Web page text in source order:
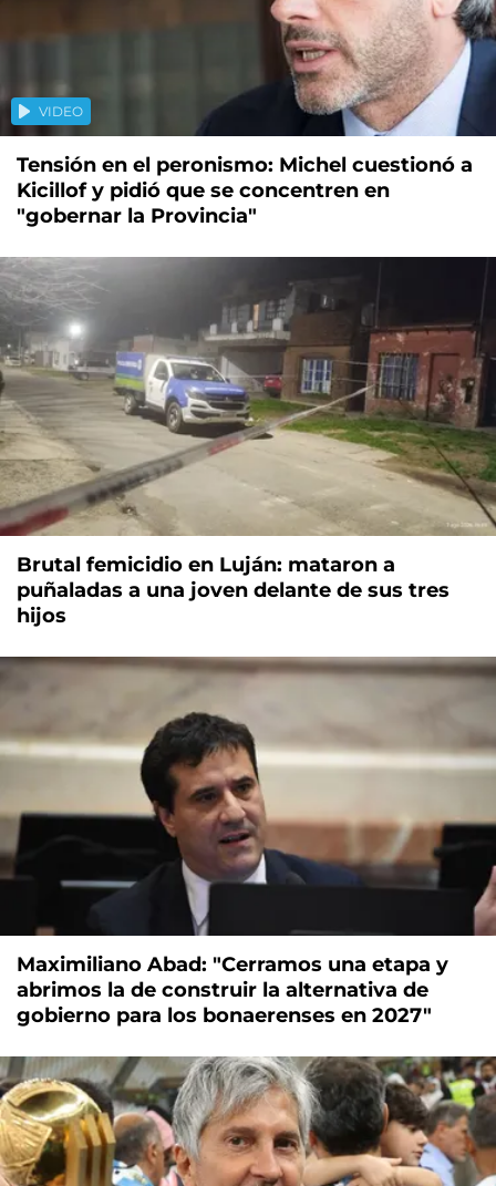
VIDEO
Tensión en el peronismo: Michel cuestionó a
Kicillof y pidió que se concentren en
"gobernar la Provincia"
Brutal femicidio en Luján: mataron a
puñaladas a una joven delante de sus tres
hijos
Maximiliano Abad: "Cerramos una etapa y
abrimos la de construir la alternativa de
gobierno para los bonaerenses en 2027"